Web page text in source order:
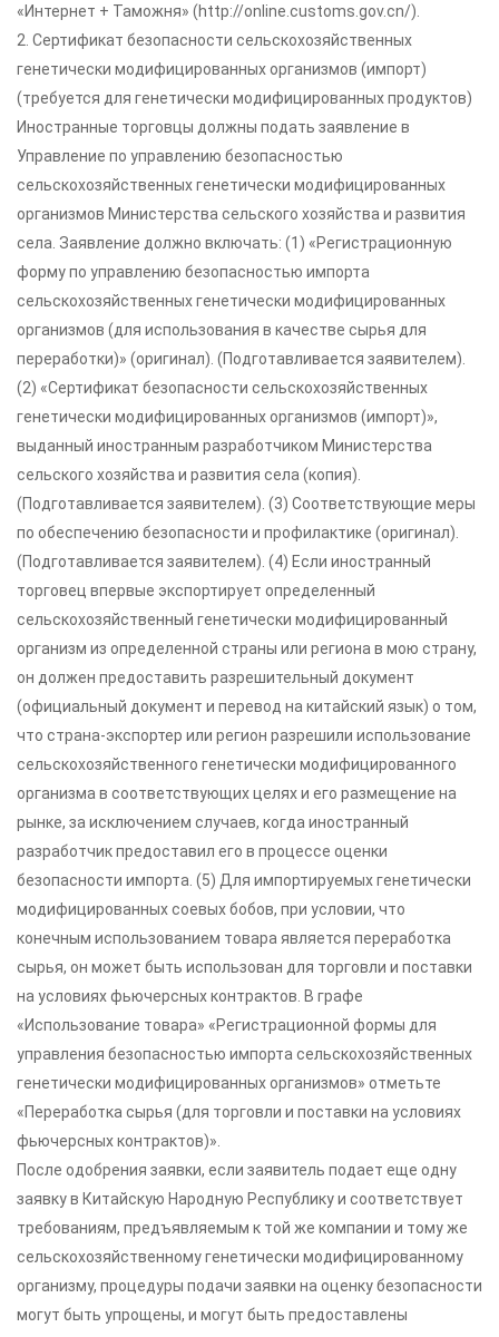
«Интернет + Таможня» (http://online.customs.gov.cn/).
2. Сертификат безопасности сельскохозяйственных
генетически модифицированных организмов (импорт)
(требуется для генетически модифицированных продуктов)
Иностранные торговцы должны подать заявление в
Управление по управлению безопасностью
сельскохозяйственных генетически модифицированных
организмов Министерства сельского хозяйства и развития
села. Заявление должно включать: (1) «Регистрационную
форму по управлению безопасностью импорта
сельскохозяйственных генетически модифицированных
организмов (для использования в качестве сырья для
переработки)» (оригинал). (Подготавливается заявителем).
(2) «Сертификат безопасности сельскохозяйственных
генетически модифицированных организмов (импорт)»,
выданный иностранным разработчиком Министерства
сельского хозяйства и развития села (копия).
(Подготавливается заявителем). (3) Соответствующие меры
по обеспечению безопасности и профилактике (оригинал).
(Подготавливается заявителем). (4) Если иностранный
торговец впервые экспортирует определенный
сельскохозяйственный генетически модифицированный
организм из определенной страны или региона в мою страну,
он должен предоставить разрешительный документ
(официальный документ и перевод на китайский язык) о том,
что страна-экспортер или регион разрешили использование
сельскохозяйственного генетически модифицированного
организма в соответствующих целях и его размещение на
рынке, за исключением случаев, когда иностранный
разработчик предоставил его в процессе оценки
безопасности импорта. (5) Для импортируемых генетически
модифицированных соевых бобов, при условии, что
конечным использованием товара является переработка
сырья, он может быть использован для торговли и поставки
на условиях фьючерсных контрактов. В графе
«Использование товара» «Регистрационной формы для
управления безопасностью импорта сельскохозяйственных
генетически модифицированных организмов» отметьте
«Переработка сырья (для торговли и поставки на условиях
фьючерсных контрактов)».
После одобрения заявки, если заявитель подает еще одну
заявку в Китайскую Народную Республику и соответствует
требованиям, предъявляемым к той же компании и тому же
сельскохозяйственному генетически модифицированному
организму, процедуры подачи заявки на оценку безопасности
могут быть упрощены, и могут быть предоставлены